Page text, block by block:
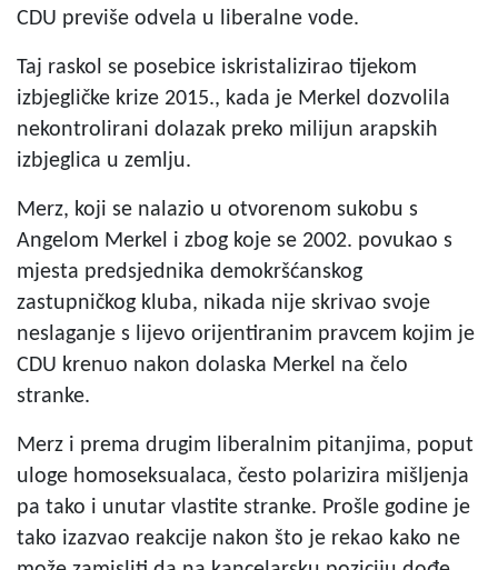
CDU previše odvela u liberalne vode.
Taj raskol se posebice iskristalizirao tijekom
izbjegličke krize 2015., kada je Merkel dozvolila
nekontrolirani dolazak preko milijun arapskih
izbjeglica u zemlju.
Merz, koji se nalazio u otvorenom sukobu s
Angelom Merkel i zbog koje se 2002. povukao s
mjesta predsjednika demokršćanskog
zastupničkog kluba, nikada nije skrivao svoje
neslaganje s lijevo orijentiranim pravcem kojim je
CDU krenuo nakon dolaska Merkel na čelo
stranke.
Merz i prema drugim liberalnim pitanjima, poput
uloge homoseksualaca, često polarizira mišljenja
pa tako i unutar vlastite stranke. Prošle godine je
tako izazvao reakcije nakon što je rekao kako ne